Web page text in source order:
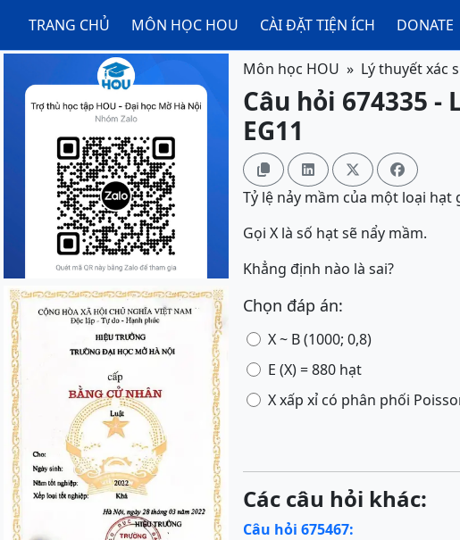
TRANG CHỦ MÔN HỌC HOU CÀI ĐẶT TIỆN ÍCH DONATE
Môn học HOU Lý thuyết xác
Câu hỏi 674335
EG11
   
Tỷ lệ nảy mầm của một loại hạt
Gọi X là số hạt sẽ nẩy mầm.
Khẳng định nào là sai?
Chọn đáp án:
X ~ B (1000; 0,8)
E (X) = 880 hạt
X xấp xỉ có phân phối
Các câu hỏi khác:
Câu hỏi 675467: